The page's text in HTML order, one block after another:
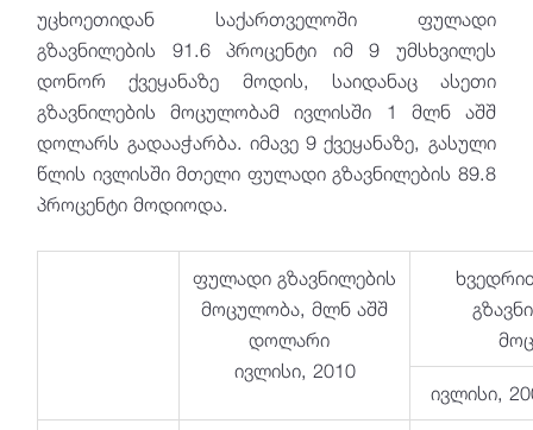
უცხოეთიდან საქართველოში ფულადი
გზავნილების 91.6 პროცენტი იმ 9 უმსხვილეს
დონორ ქვეყანაზე მოდის, საიდანაც ასეთი
გზავნილების მოცულობამ ივლისში 1 მლნ აშშ
დოლარს გადააჭარბა. იმავე 9 ქვეყანაზე, გასული
წლის ივლისში მთელი ფულადი გზავნილების 89.8
პროცენტი მოდიოდა.
ფულადი გზავნილების
მოცულობა, მლნ აშშ
დოლარი
ივლისი, 2010
ივლისი,